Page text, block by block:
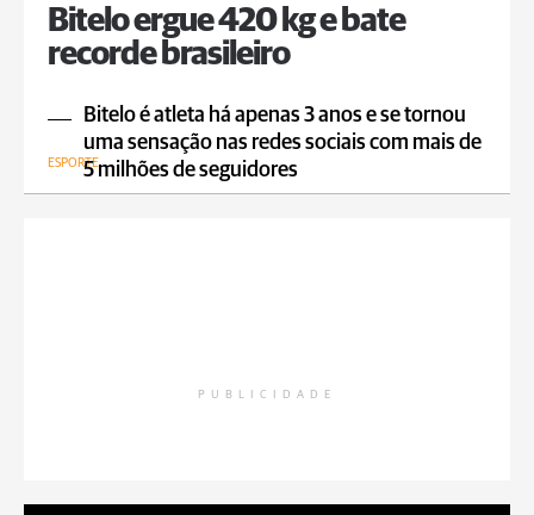
Bitelo ergue 420 kg e bate
recorde brasileiro
Bitelo é atleta há apenas 3 anos e se tornou
uma sensação nas redes sociais com mais de
5 milhões de seguidores
ESPORTE
PUBLICIDADE